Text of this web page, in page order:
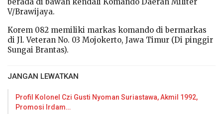
V/Brawijaya.
Korem 082 memiliki markas komando di bermarkas
di Jl. Veteran No. 03 Mojokerto, Jawa Timur (Di pinggir
Sungai Brantas).
JANGAN LEWATKAN
Profil Kolonel Czi Gusti Nyoman Suriastawa, Akmil 1992,
Promosi Irdam…